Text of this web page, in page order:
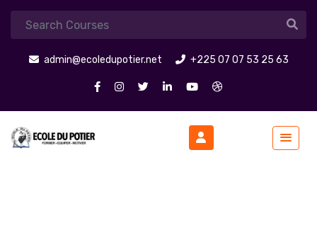
admin@ecoledupotier.net +225 07 07 53 25 63